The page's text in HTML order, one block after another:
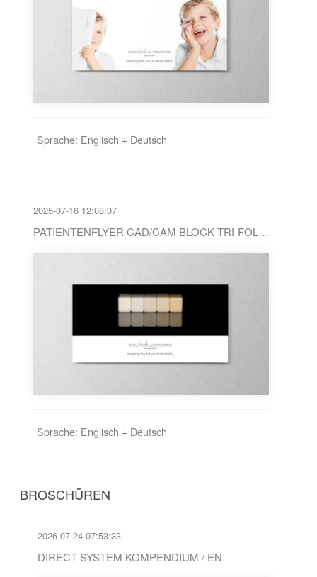
Sprache: Englisch + Deutsch
2025-07-16 12:08:07
PATIENTENFLYER CAD/CAM BLOCK TRI-FOLD WIDE EN / DE
Sprache: Englisch + Deutsch
BROSCHÜREN
2026-07-24 07:53:33
DIRECT SYSTEM KOMPENDIUM / EN